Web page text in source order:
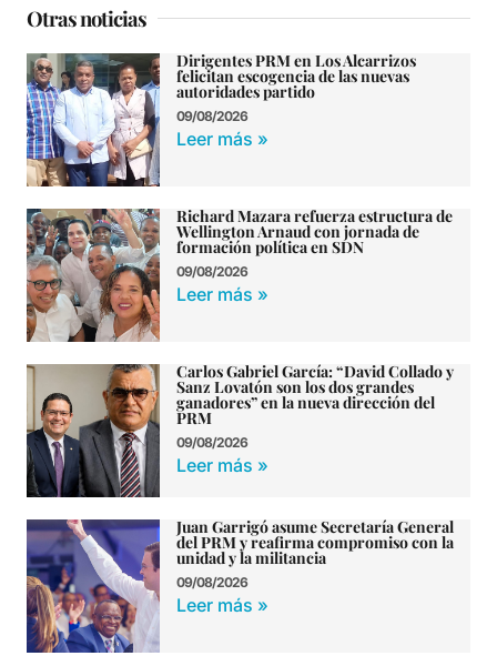
Otras noticias
Dirigentes PRM en Los Alcarrizos
felicitan escogencia de las nuevas
autoridades partido
09/08/2026
Leer más »
Richard Mazara refuerza estructura de
Wellington Arnaud con jornada de
formación política en SDN
09/08/2026
Leer más »
Carlos Gabriel García: “David Collado y
Sanz Lovatón son los dos grandes
ganadores” en la nueva dirección del
PRM
09/08/2026
Leer más »
Juan Garrigó asume Secretaría General
del PRM y reafirma compromiso con la
unidad y la militancia
09/08/2026
Leer más »